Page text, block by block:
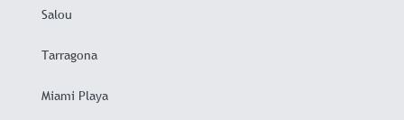
Salou
Tarragona
Miami Playa